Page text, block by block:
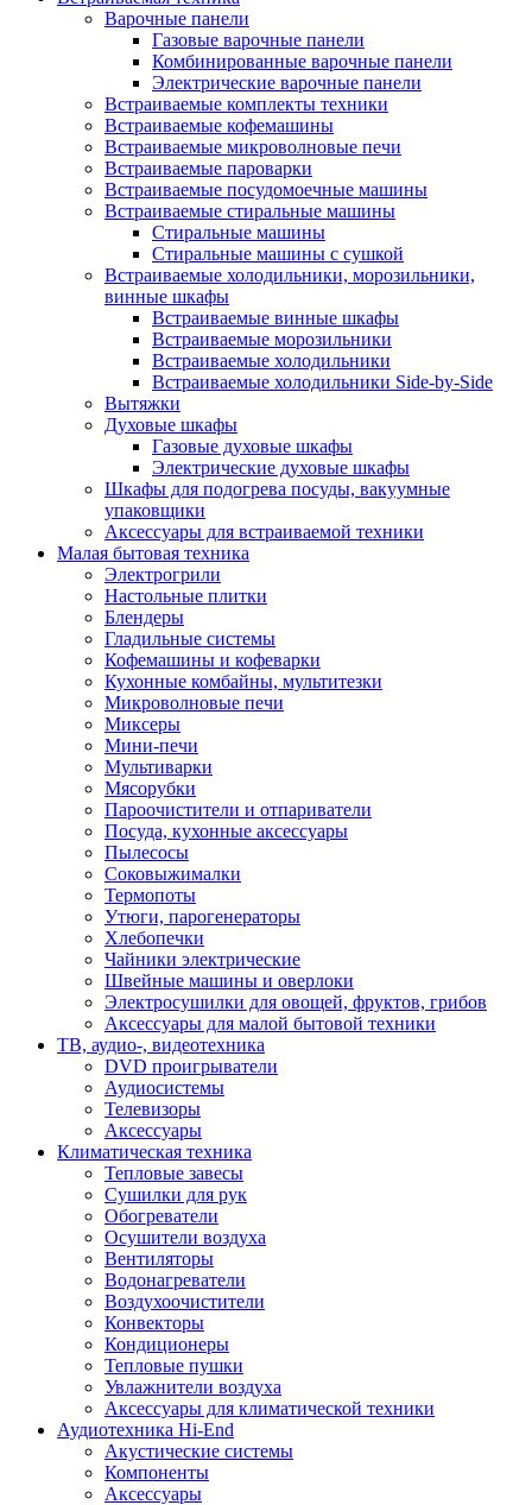
Варочные панели
Газовые варочные панели
Комбинированные варочные панели
Электрические варочные панели
Встраиваемые комплекты техники
Встраиваемые кофемашины
Встраиваемые микроволновые печи
Встраиваемые пароварки
Встраиваемые посудомоечные машины
Встраиваемые стиральные машины
Стиральные машины
Стиральные машины с сушкой
Встраиваемые холодильники, морозильники,
винные шкафы
Встраиваемые винные шкафы
Встраиваемые морозильники
Встраиваемые холодильники
Встраиваемые холодильники Side-by-Side
Вытяжки
Духовые шкафы
Газовые духовые шкафы
Электрические духовые шкафы
Шкафы для подогрева посуды, вакуумные
упаковщики
Аксессуары для встраиваемой техники
Малая бытовая техника
Электрогрили
Настольные плитки
Блендеры
Гладильные системы
Кофемашины и кофеварки
Кухонные комбайны, мультитезки
Микроволновые печи
Миксеры
Мини-печи
Мультиварки
Мясорубки
Пароочистители и отпариватели
Посуда, кухонные аксессуары
Пылесосы
Соковыжималки
Термопоты
Утюги, парогенераторы
Хлебопечки
Чайники электрические
Швейные машины и оверлоки
Электросушилки для овощей, фруктов, грибов
Аксессуары для малой бытовой техники
ТВ, аудио-, видеотехника
DVD проигрыватели
Аудиосистемы
Телевизоры
Аксессуары
Климатическая техника
Тепловые завесы
Сушилки для рук
Обогреватели
Осушители воздуха
Вентиляторы
Водонагреватели
Воздухоочистители
Конвекторы
Кондиционеры
Тепловые пушки
Увлажнители воздуха
Аксессуары для климатической техники
Аудиотехника Hi-End
Акустические системы
Компоненты
Аксессуары